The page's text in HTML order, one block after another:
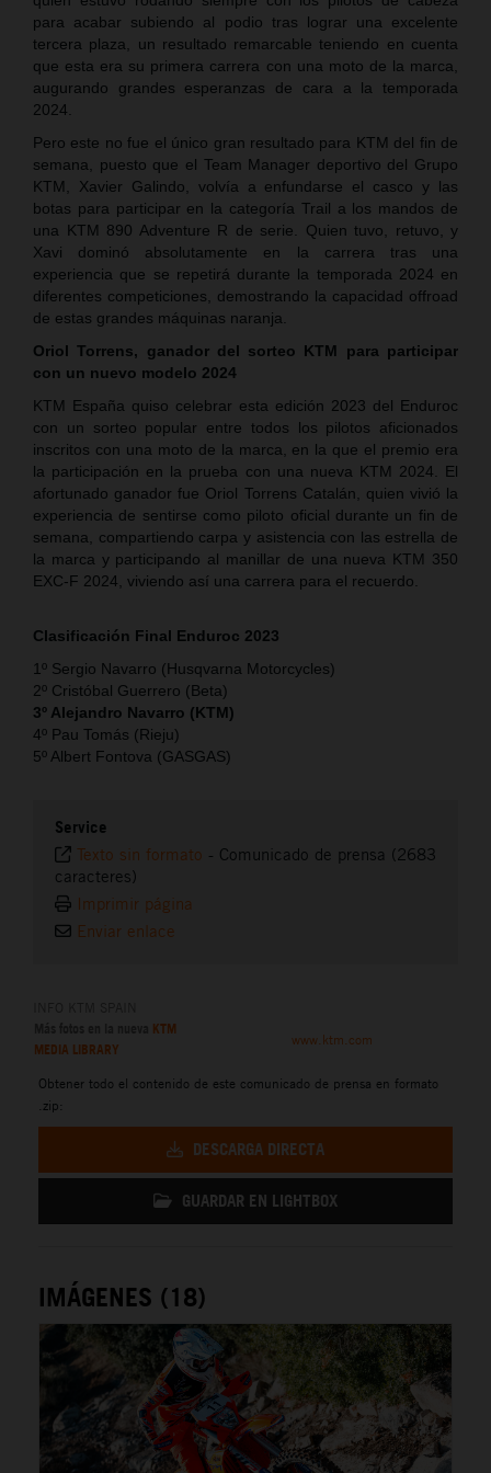
para acabar subiendo al podio tras lograr una excelente
tercera plaza, un resultado remarcable teniendo en cuenta
que esta era su primera carrera con una moto de la marca,
augurando grandes esperanzas de cara a la temporada
2024.
Pero este no fue el único gran resultado para KTM del fin de
semana, puesto que el Team Manager deportivo del Grupo
KTM, Xavier Galindo, volvía a enfundarse el casco y las
botas para participar en la categoría Trail a los mandos de
una KTM 890 Adventure R de serie. Quien tuvo, retuvo, y
Xavi dominó absolutamente en la carrera tras una
experiencia que se repetirá durante la temporada 2024 en
diferentes competiciones, demostrando la capacidad offroad
de estas grandes máquinas naranja.
Oriol Torrens, ganador del sorteo KTM para participar
con un nuevo modelo 2024
KTM España quiso celebrar esta edición 2023 del Enduroc
con un sorteo popular entre todos los pilotos aficionados
inscritos con una moto de la marca, en la que el premio era
la participación en la prueba con una nueva KTM 2024. El
afortunado ganador fue Oriol Torrens Catalán, quien vivió la
experiencia de sentirse como piloto oficial durante un fin de
semana, compartiendo carpa y asistencia con las estrella de
la marca y participando al manillar de una nueva KTM 350
EXC-F 2024, viviendo así una carrera para el recuerdo.
Clasificación Final Enduroc 2023
1º Sergio Navarro (Husqvarna Motorcycles)
2º Cristóbal Guerrero (Beta)
3º Alejandro Navarro (KTM)
4º Pau Tomás (Rieju)
5º Albert Fontova (GASGAS)
Service
Texto sin formato - Comunicado de prensa (2683
caracteres)
Imprimir página
Enviar enlace
KTM
MEDIA LIBRARY
www.ktm.com
Obtener todo el contenido de este comunicado de prensa en formato
.zip:
DESCARGA DIRECTA
GUARDAR EN LIGHTBOX
IMÁGENES (18)